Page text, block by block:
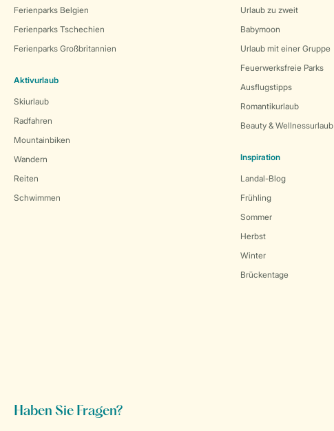
Ferienparks Belgien
Ferienparks Tschechien
Ferienparks Großbritannien
Aktivurlaub
Skiurlaub
Radfahren
Mountainbiken
Wandern
Reiten
Schwimmen
Urlaub zu zweit
Babymoon
Urlaub mit einer Gruppe
Feuerwerksfreie Parks
Ausflugstipps
Romantikurlaub
Beauty & Wellnessurlaub
Inspiration
Landal-Blog
Frühling
Sommer
Herbst
Winter
Brückentage
Haben Sie Fragen?